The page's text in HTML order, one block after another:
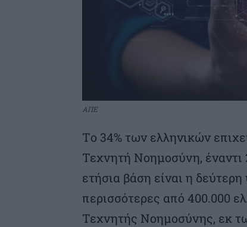
ΑΠΕ
Tο 34% των ελληνικών
Τεχνητή Νοημοσύνη, έναντι
ετήσια βάση είναι η
περισσότερες από 400.000
Τεχνητής Νοημοσύνης, εκ